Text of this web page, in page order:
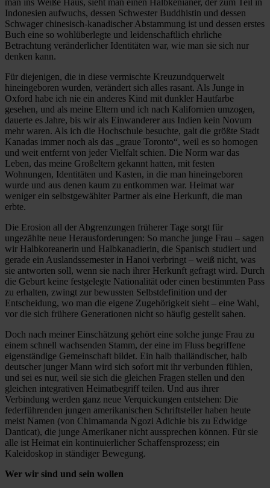
Indonesien aufwuchs, dessen Schwester Buddhistin und dessen
Schwager chinesisch-kanadischer Abstammung ist und dessen erstes
Buch eine so wohlüberlegte und leidenschaftlich ehrliche
Betrachtung veränderlicher Identitäten war, wie man sie sich nur
denken kann.
Für diejenigen, die in diese vermischte Kreuzundquerwelt
hineingeboren wurden, verändert sich alles rasant. Als Junge in
Oxford habe ich nie ein anderes Kind mit dunkler Hautfarbe
gesehen, und als meine Eltern und ich nach Kalifornien umzogen,
dauerte es Jahre, bis wir als Einwanderer aus Indien kein Novum
mehr waren. Als ich die Hochschule besuchte, galt die größte Stadt
Kanadas immer noch als das „graue Toronto“, weil es so homogen
und weit entfernt von jeder Vielfalt schien. Die Norm war das
Leben, das meine Großeltern gekannt hatten, mit festen
Wohnungen, Identitäten und Kasten, in die man hineingeboren
wurde und aus denen kaum zu entkommen war. Heimat war
weniger ein selbstgewählter Partner als eine Herkunft, die man
erbte.
Die Erosion all der Abgrenzungen früherer Tage sorgt für
ungezählte neue Herausforderungen: So manche junge Frau – sagen
wir Halbkoreanerin und Halbkanadierin, die Spanisch studiert und
gerade ein Auslandssemester in Hanoi verbringt – weiß nicht, was
sie antworten soll, wenn sie nach ihrer Herkunft gefragt wird. Durch
die Geburt keine festgelegte Nationalität oder einen bestimmten Pass
zu erhalten, zwingt zur bewussten Selbstdefinition und der
Entscheidung, wo man die eigene Zugehörigkeit sieht – eine Wahl,
vor die sich frühere Generationen nicht so häufig gestellt sahen.
Doch nach meiner Einschätzung gehört eine solche junge Frau zu
einem schnell wachsenden Stamm, der eine im Fluss begriffene
eigenständige Gemeinschaft bildet. Ein halb thailändischer, halb
deutscher junger Mann wird sich sofort mit ihr verbunden fühlen,
und sei es nur, weil sie sich die gleichen Fragen stellen und den
gleichen integrativen Heimatbegriff teilen. Und aus ihrer
Verbindung werden ganz neue Verquickungen entstehen: Die
federführenden jungen amerikanischen Schriftsteller haben heute
meist Namen (von Chimamanda Ngozi Adichie bis zu Edwidge
Danticat), die junge Amerikaner nicht aussprechen können. Für sie
alle ist Heimat ein kontinuierlicher Schaffensprozess; ein
Kaleidoskop in ständiger Bewegung.
Wer wir sind und sein wollen